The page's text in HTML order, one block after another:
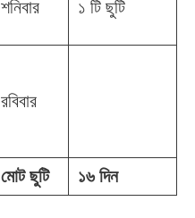
শনিবার ১ টি ছুটি
রবিবার
মোট ছুটি ১৬ দিন